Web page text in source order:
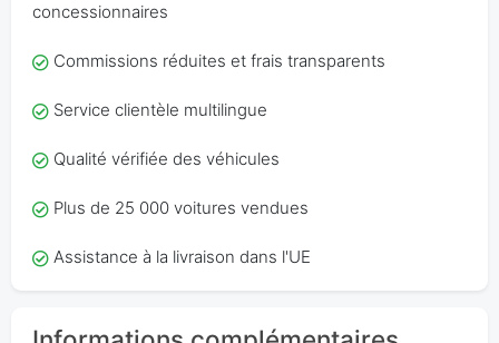
concessionnaires
Commissions réduites et frais transparents
Service clientèle multilingue
Qualité vérifiée des véhicules
Plus de 25 000 voitures vendues
Assistance à la livraison dans l'UE